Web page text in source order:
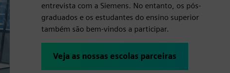
entrevista com a Siemens. No entanto, os pós-
graduados e os estudantes do ensino superior
também são bem-vindos a participar.
Veja as nossas escolas parceiras